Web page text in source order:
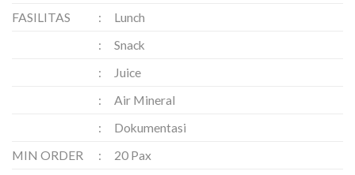
FASILITAS
:
Lunch
:
Snack
:
Juice
:
Air Mineral
:
Dokumentasi
MIN ORDER
:
20 Pax